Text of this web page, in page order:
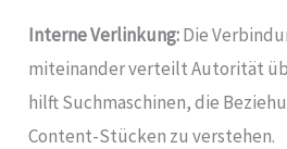
Interne Verlinkung:Die
miteinander verteilt Autorität
hilft Suchmaschinen, die
Content-Stücken zu verstehen.